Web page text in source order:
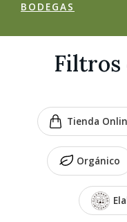
BODEGAS
Filtros
Tienda
Orgánico